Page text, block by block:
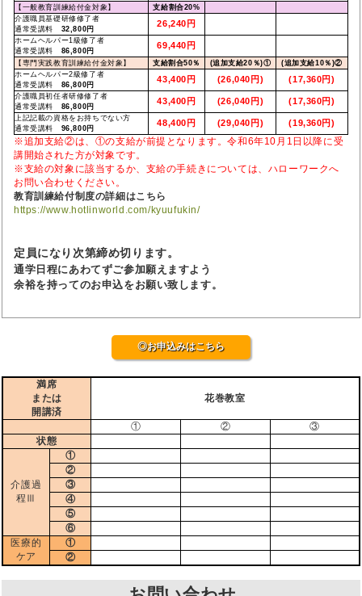
【一般教育訓練給付金対象】 支給割合20%
介護職員基礎研修修了者
通常受講料 32,800円
26,240円
ホームヘルパー1級修了者
通常受講料 86,800円
69,440円
【専門実践教育訓練給付金対象】 支給割合50％ (追加支給20％)① (追加支給10％)②
ホームヘルパー2級修了者
通常受講料 86,800円
43,400円 (26,040円) (17,360円)
介護職員初任者研修修了者
通常受講料 86,800円
43,400円 (26,040円) (17,360円)
上記記載の資格をお持ちでない方
通常受講料 96,800円
48,400円 (29,040円) (19,360円)
※追加支給②は、①の支給が前提となります。令和6年10月1日以降に受
講開始された方が対象です。
※支給の対象に該当するか、支給の手続きについては、ハローワークへ
お問い合わせください。
教育訓練給付制度の詳細はこちら
https://www.hotlinworld.com/kyuufukin/
定員になり次第締め切ります。
通学日程にあわてずご参加願えますよう
余裕を持ってのお申込をお願い致します。
◎お申込みはこちら
満席
または
開講済
花巻教室
① ②
③
状態
介護過
程Ⅲ
①
②
③
④
⑤
⑥
医療的
ケア
①
②